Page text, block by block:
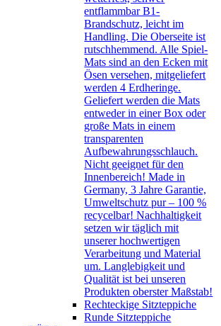
entflammbar B1-
Brandschutz, leicht im
Handling. Die Oberseite ist
rutschhemmend. Alle Spiel-
Mats sind an den Ecken mit
Ösen versehen, mitgeliefert
werden 4 Erdheringe.
Geliefert werden die Mats
entweder in einer Box oder
große Mats in einem
transparenten
Aufbewahrungsschlauch.
Nicht geeignet für den
Innenbereich! Made in
Germany, 3 Jahre Garantie,
Umweltschutz pur – 100 %
recycelbar! Nachhaltigkeit
setzen wir täglich mit
unserer hochwertigen
Verarbeitung und Material
um. Langlebigkeit und
Qualität ist bei unseren
Produkten oberster Maßstab!
Rechteckige Sitzteppiche
Runde Sitzteppiche